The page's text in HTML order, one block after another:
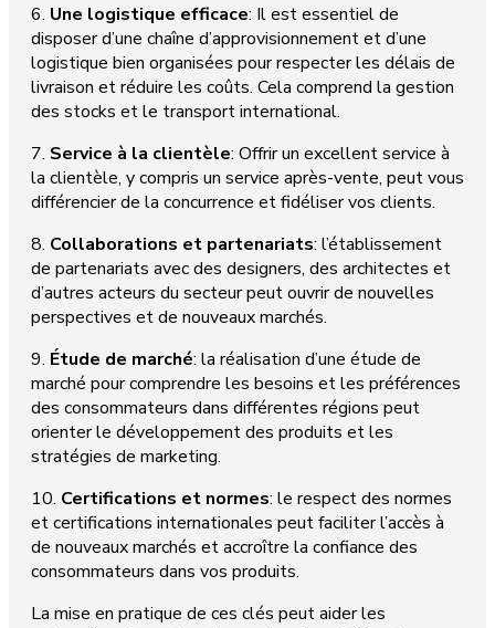
6. Une logistique efficace: Il est essentiel de
disposer d’une chaîne d’approvisionnement et d’une
logistique bien organisées pour respecter les délais de
livraison et réduire les coûts. Cela comprend la gestion
des stocks et le transport international.
7. Service à la clientèle: Offrir un excellent service à
la clientèle, y compris un service après-vente, peut vous
différencier de la concurrence et fidéliser vos clients.
8. Collaborations et partenariats: l’établissement
de partenariats avec des designers, des architectes et
d’autres acteurs du secteur peut ouvrir de nouvelles
perspectives et de nouveaux marchés.
9. Étude de marché: la réalisation d’une étude de
marché pour comprendre les besoins et les préférences
des consommateurs dans différentes régions peut
orienter le développement des produits et les
stratégies de marketing.
10. Certifications et normes: le respect des normes
et certifications internationales peut faciliter l’accès à
de nouveaux marchés et accroître la confiance des
consommateurs dans vos produits.
La mise en pratique de ces clés peut aider les